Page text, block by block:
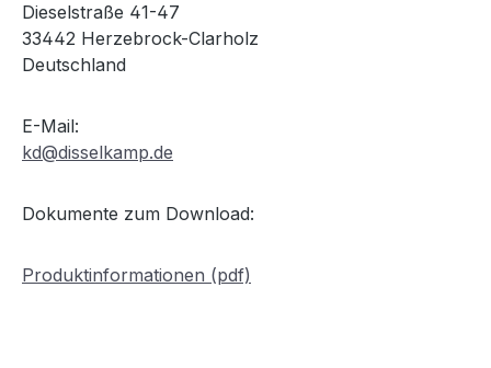
Dieselstraße 41-47
33442 Herzebrock-Clarholz
Deutschland
E-Mail:
kd@disselkamp.de
Dokumente zum Download:
Produktinformationen (pdf)